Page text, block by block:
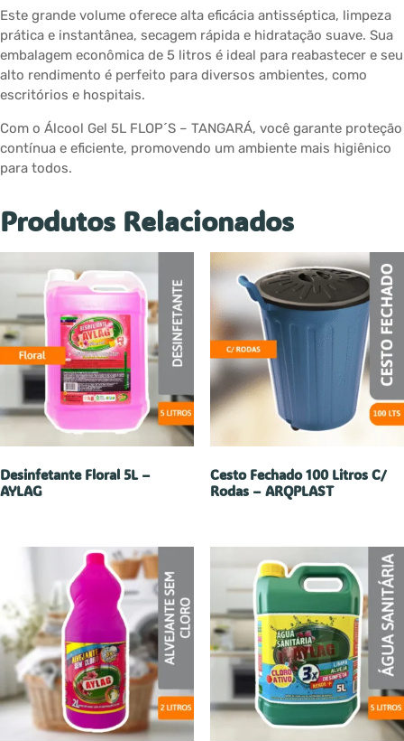
Este grande volume oferece alta eficácia antisséptica, limpeza
prática e instantânea, secagem rápida e hidratação suave. Sua
embalagem econômica de 5 litros é ideal para reabastecer e seu
alto rendimento é perfeito para diversos ambientes, como
escritórios e hospitais.
Com o Álcool Gel 5L FLOP´S – TANGARÁ, você garante proteção
contínua e eficiente, promovendo um ambiente mais higiênico
para todos.
Produtos Relacionados
Desinfetante Floral 5L –
AYLAG
Cesto Fechado 100 Litros C/
Rodas – ARQPLAST